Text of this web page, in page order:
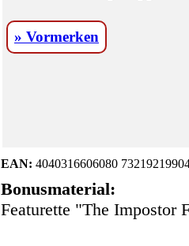
» Vormerken
EAN: 4040316606080
Bonusmaterial:
Featurette "The Impostor